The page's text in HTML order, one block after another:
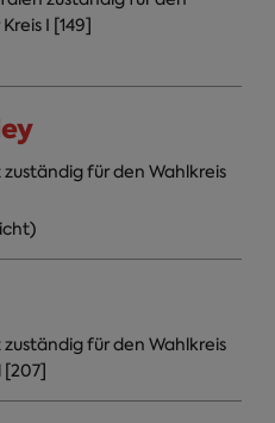
I [149]
für den Wahlkreis
für den Wahlkreis